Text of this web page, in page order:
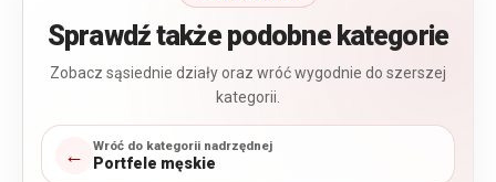
Sprawdź także podobne kategorie
Zobacz sąsiednie działy oraz wróć wygodnie do szerszej
kategorii.
← Wróć do kategorii nadrzędnej
Portfele męskie